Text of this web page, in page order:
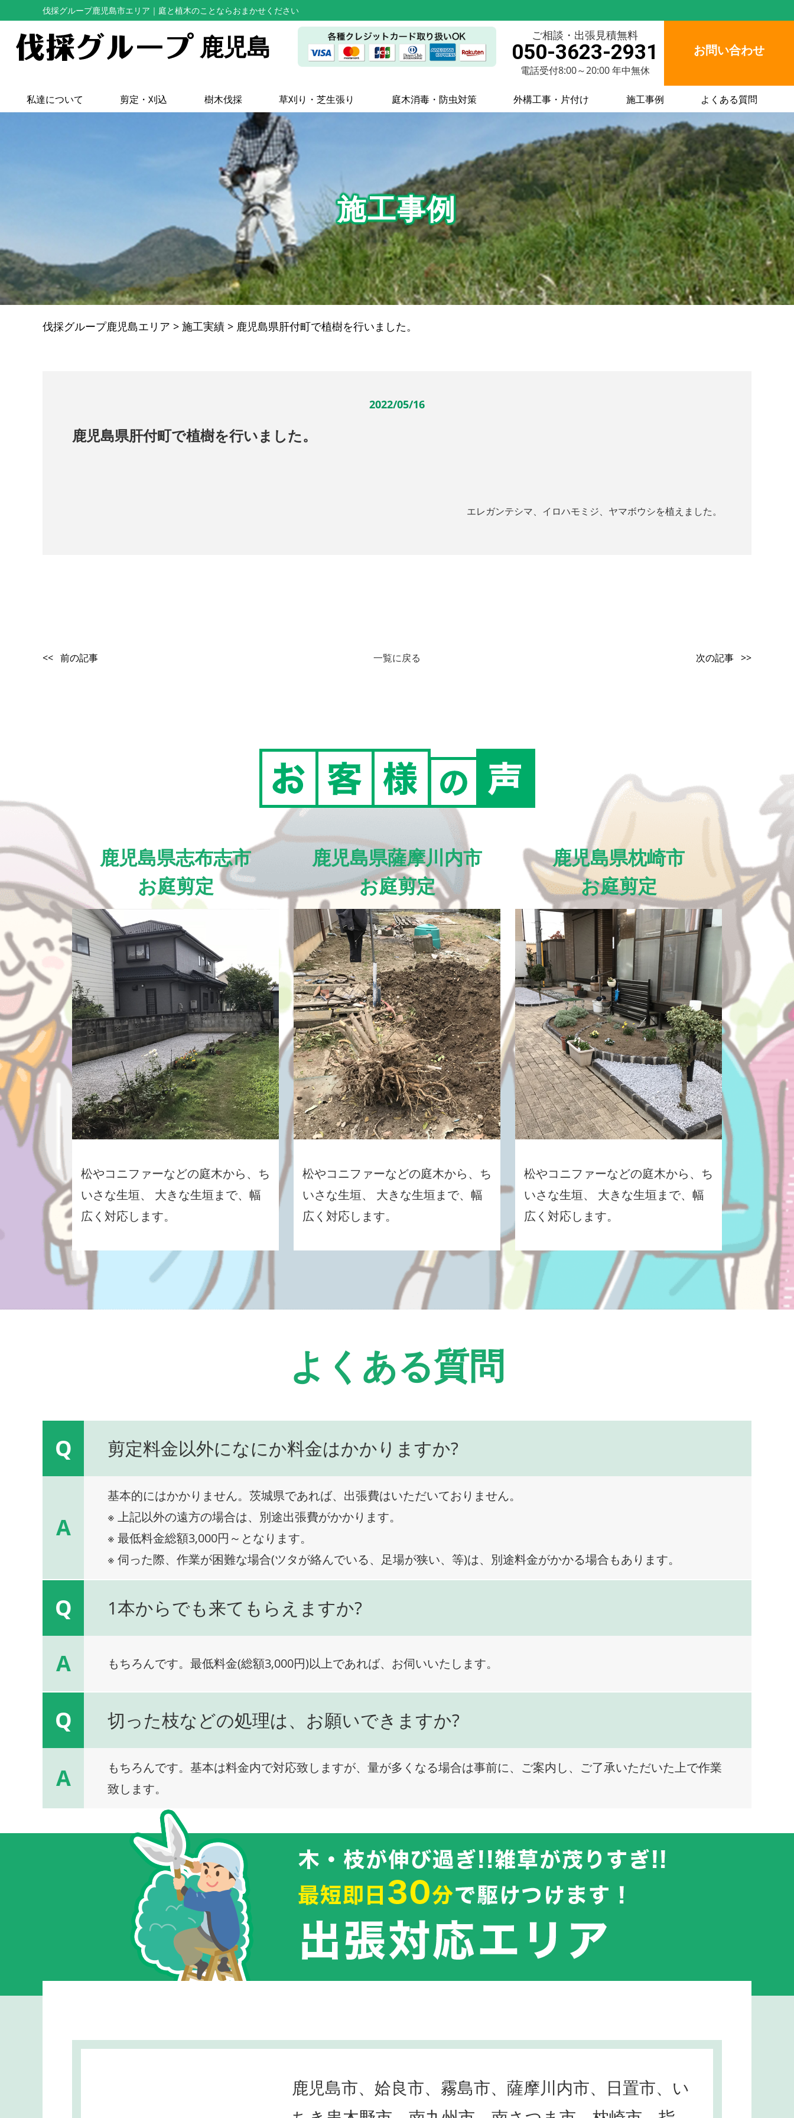
伐採グループ鹿児島市エリア ｜庭と植木のことならおまかせください
鹿児島 ご相談・出張見積無料
050-3623-2931
電話受付8:00～20:00 年中無休
お問い合わせ
私達について 剪定・刈込 樹木伐採 草刈り・芝生張り 庭木消毒・防虫対策 外構工事・片付け 施工事例 よくある質問
施工事例
伐採グループ鹿児島エリア > 施工実績 > 鹿児島県肝付町で植樹を行いました。
2022/05/16
鹿児島県肝付町で植樹を行いました。
エレガンテシマ、イロハモミジ、ヤマボウシを植えました。
<< 前の記事 一覧に戻る 次の記事 >>
鹿児島県志布志市
お庭剪定
松やコニファーなどの庭木から、ち
いさな生垣、 大きな生垣まで、幅
広く対応します。
鹿児島県薩摩川内市
お庭剪定
松やコニファーなどの庭木から、ち
いさな生垣、 大きな生垣まで、幅
広く対応します。
鹿児島県枕崎市
お庭剪定
松やコニファーなどの庭木から、ち
いさな生垣、 大きな生垣まで、幅
広く対応します。
よくある質問
Q 剪定料金以外になにか料金はかかりますか?
A
基本的にはかかりません。茨城県であれば、出張費はいただいておりません。
※ 上記以外の遠方の場合は、別途出張費がかかります。
※ 最低料金総額3,000円～となります。
※ 伺った際、作業が困難な場合(ツタが絡んでいる、足場が狭い、等)は、別途料金がかかる場合もあります。
Q 1本からでも来てもらえますか?
A もちろんです。最低料金(総額3,000円)以上であれば、お伺いいたします。
Q 切った枝などの処理は、お願いできますか?
A
もちろんです。基本は料金内で対応致しますが、量が多くなる場合は事前に、ご案内し、ご了承いただいた上で作業
致します。
鹿児島市、姶良市、霧島市、薩摩川内市、日置市、い